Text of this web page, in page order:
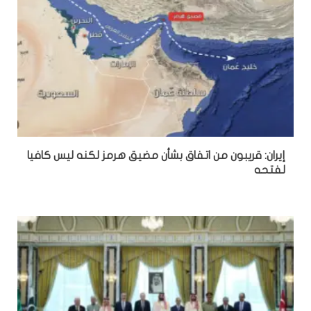
إيران: قريبون من اتفاق بشأن مضيق هرمز لكنه ليس كافيا
لفتحه